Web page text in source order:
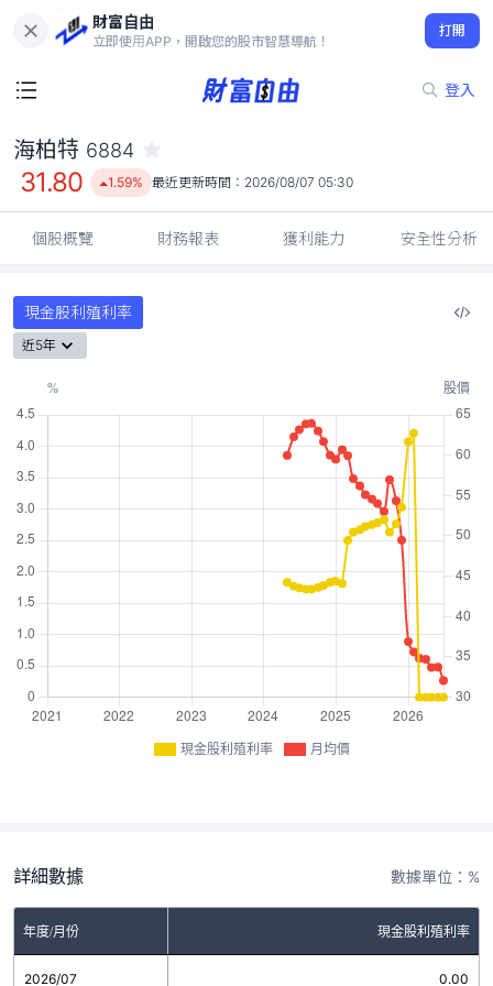
財富自由
立即使用APP，開啟您的股市智慧導航！
打開
登入
31.80
1.59%
海柏特 6884
31.80 1.59% 最近更新時間： 2026/08/07 05:30
個股概覽 財務報表 獲利能力 安全性分析
現金股利殖利率
近5年
現金股利殖利率 月均價
詳細數據 數據單位：%
年度/月份 現金股利殖利率
2026/07 0.00